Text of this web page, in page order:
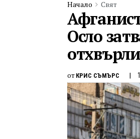
Начало Свят
Осло
от КРИС СЪМЪРС